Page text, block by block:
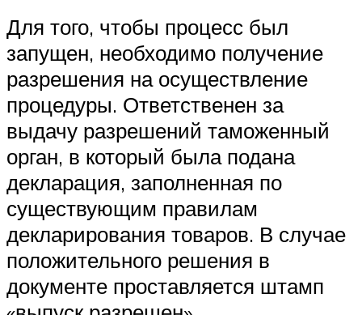
Для того, чтобы процесс был
запущен, необходимо получение
разрешения на осуществление
процедуры. Ответственен за
выдачу разрешений таможенный
орган, в который была подана
декларация, заполненная по
существующим правилам
декларирования товаров. В случае
положительного решения в
документе проставляется штамп